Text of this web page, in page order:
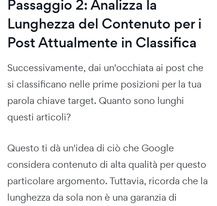
Passaggio 2: Analizza la
Lunghezza del Contenuto per i
Post Attualmente in Classifica
Successivamente, dai un'occhiata ai post che
si classificano nelle prime posizioni per la tua
parola chiave target. Quanto sono lunghi
questi articoli?
Questo ti dà un'idea di ciò che Google
considera contenuto di alta qualità per questo
particolare argomento. Tuttavia, ricorda che la
lunghezza da sola non è una garanzia di